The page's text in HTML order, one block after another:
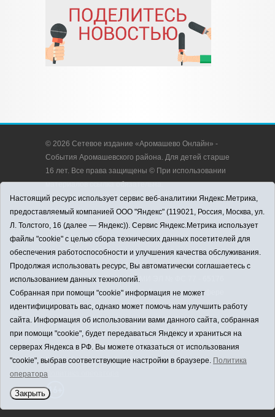
© 2026 Сетевое издание «Аромашево Онлайн» -
События Аромашевского района. Для детей старше
16 лет. Все права защищены © При использовании
материалов ссылка обязательна.
Адрес редакции: 627350, Россия, Тюменская
область, Аромашевский район, с. Аромашево, ул.
Кирова, д. 13.
Адрес электронной почты редакции:
strudu72@obl72.ru
Телефон редакции: 8 (34545) 2-30-58
Регистрационный номер СМИ ЭЛ № ФС 77 - 65176
выдано Федеральной службой по надзору в сфере
связи, информационных технологий и массовых
коммуникаций (Роскомнадзор) 28.03.2016 г.
Учредитель: АНО «Информационно-издательский
центр «Слава труду».
Главный редактор: А.Н. Барабанщиков
Политика оператора
Настоящий ресурс использует сервис веб-аналитики Яндекс.Метрика,
предоставляемый компанией ООО "Яндекс" (119021, Россия, Москва, ул.
Л. Толстого, 16 (далее — Яндекс)). Сервис Яндекс.Метрика использует
файлы "cookie" с целью сбора технических данных посетителей для
обеспечения работоспособности и улучшения качества обслуживания.
Продолжая использовать ресурс, Вы автоматически соглашаетесь с
использованием данных технологий.
Собранная при помощи "cookie" информация не может
идентифицировать вас, однако может помочь нам улучшить работу
сайта. Информация об использовании вами данного сайта, собранная
при помощи "cookie", будет передаваться Яндексу и храниться на
серверах Яндекса в РФ. Вы можете отказаться от использования
"cookie", выбрав соответствующие настройки в браузере. Политика
оператора
Закрыть